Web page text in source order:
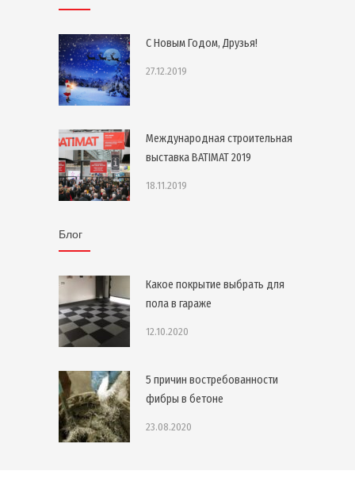
С Новым Годом, Друзья!
27.12.2019
Международная строительная
выставка BATIMAT 2019
18.11.2019
Блог
Какое покрытие выбрать для
пола в гараже
12.10.2020
5 причин востребованности
фибры в бетоне
23.08.2020